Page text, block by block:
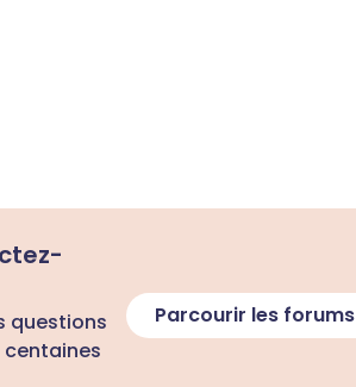
questions
centaines
Parcourir les forums